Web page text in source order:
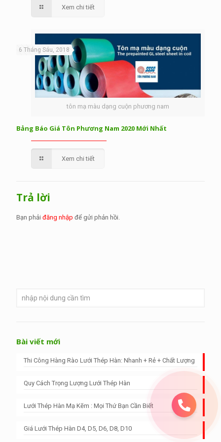
Xem chi tiết
tôn mạ màu dạng cuộn phương nam
6 Tháng Sáu, 2018
Bảng Báo Giá Tôn Phương Nam 2020 Mới Nhất
Xem chi tiết
Trả lời
Bạn phải đăng nhập để gửi phản hồi.
Bài viết mới
Thi Công Hàng Rào Lưới Thép Hàn: Nhanh + Rẻ + Chất Lượng
Quy Cách Trọng Lượng Lưới Thép Hàn
Lưới Thép Hàn Mạ Kẽm : Mọi Thứ Bạn Cần Biết
Giá Lưới Thép Hàn D4, D5, D6, D8, D10